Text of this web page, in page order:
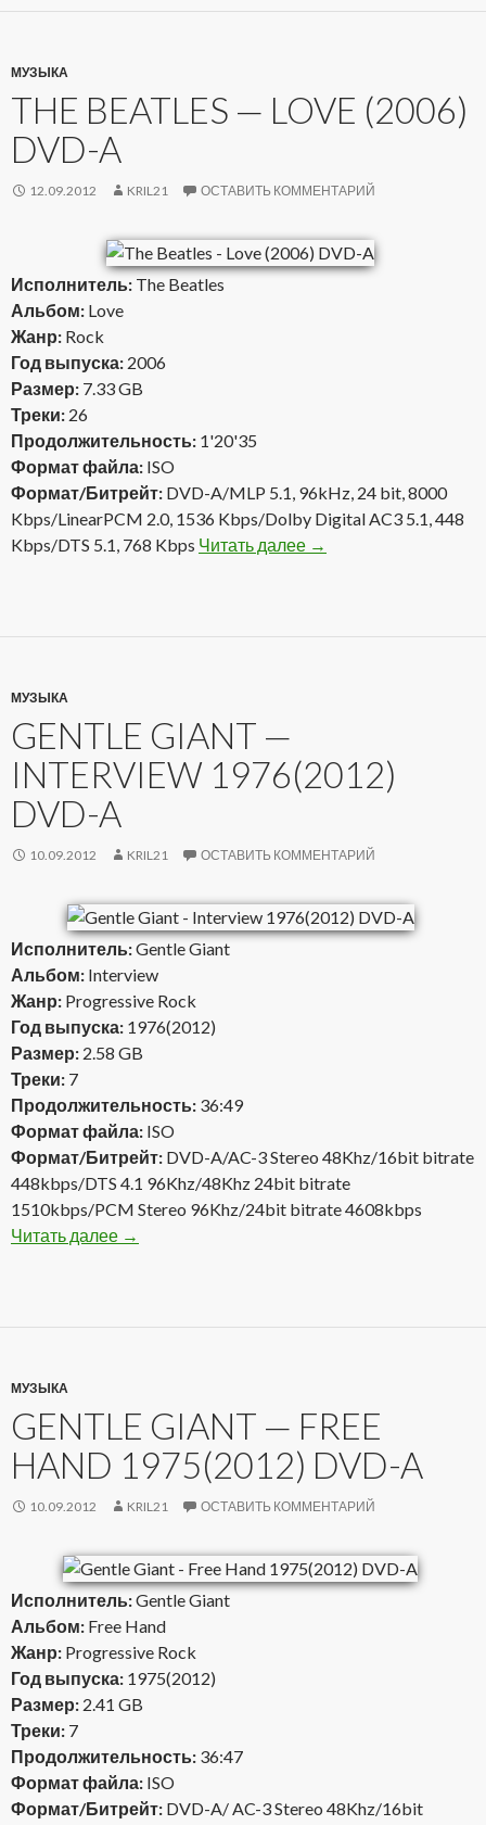
МУЗЫКА
THE BEATLES — LOVE (2006)
DVD-A
12.09.2012 KRIL21 ОСТАВИТЬ КОММЕНТАРИЙ
Исполнитель: The Beatles
Альбом: Love
Жанр: Rock
Год выпуска: 2006
Размер: 7.33 GB
Треки: 26
Продолжительность: 1'20'35
Формат файла: ISO
Формат/Битрейт: DVD-A/MLP 5.1, 96kHz, 24 bit, 8000
Kbps/LinearPCM 2.0, 1536 Kbps/Dolby Digital AC3 5.1, 448
Kbps/DTS 5.1, 768 Kbps Читать далее The Beatles — Love
→
МУЗЫКА
GENTLE GIANT —
INTERVIEW 1976(2012)
DVD-A
10.09.2012 KRIL21 ОСТАВИТЬ КОММЕНТАРИЙ
Исполнитель:Gentle Giant
Альбом: Interview
Жанр: Progressive Rock
Год выпуска: 1976(2012)
Размер: 2.58 GB
Треки: 7
Продолжительность: 36:49
Формат файла: ISO
Формат/Битрейт: DVD-A/AC-3 Stereo 48Khz/16bit bitrate
448kbps/DTS 4.1 96Khz/48Khz 24bit bitrate
1510kbps/PCM Stereo 96Khz/24bit bitrate 4608kbps
Читать далее Gentle Giant — Interview 1976(2012) DVD-A
→
МУЗЫКА
GENTLE GIANT — FREE
HAND 1975(2012) DVD-A
10.09.2012 KRIL21 ОСТАВИТЬ КОММЕНТАРИЙ
Исполнитель:Gentle Giant
Альбом: Free Hand
Жанр: Progressive Rock
Год выпуска: 1975(2012)
Размер: 2.41 GB
Треки: 7
Продолжительность: 36:47
Формат файла: ISO
Формат/Битрейт: DVD-A/ AC-3 Stereo 48Khz/16bit